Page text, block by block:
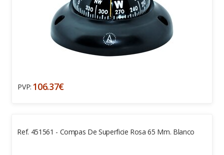
PVP: 106.37€
Ref. 451561 - Compas De Superficie Rosa 65 Mm. Blanco